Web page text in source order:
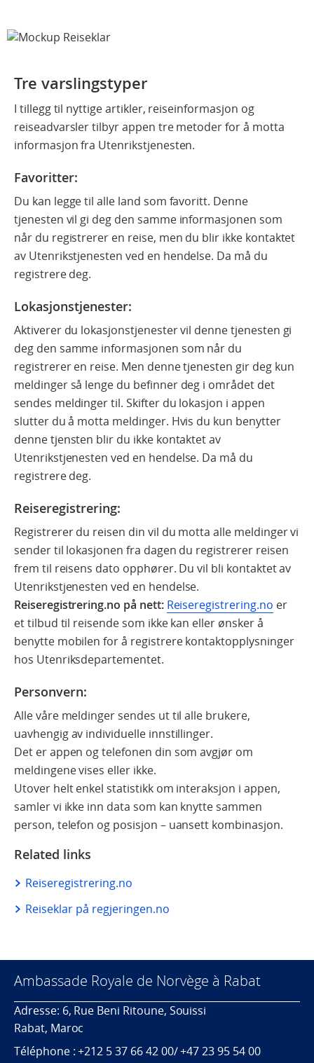
Tre varslingstyper
I tillegg til nyttige artikler, reiseinformasjon og
reiseadvarsler tilbyr appen tre metoder for å motta
informasjon fra Utenrikstjenesten.
Favoritter:
Du kan legge til alle land som favoritt. Denne
tjenesten vil gi deg den samme informasjonen som
når du registrerer en reise, men du blir ikke kontaktet
av Utenrikstjenesten ved en hendelse. Da må du
registrere deg.
Lokasjonstjenester:
Aktiverer du lokasjonstjenester vil denne tjenesten gi
deg den samme informasjonen som når du
registrerer en reise. Men denne tjenesten gir deg kun
meldinger så lenge du befinner deg i området det
sendes meldinger til. Skifter du lokasjon i appen
slutter du å motta meldinger. Hvis du kun benytter
denne tjensten blir du ikke kontaktet av
Utenrikstjenesten ved en hendelse. Da må du
registrere deg.
Reiseregistrering:
Registrerer du reisen din vil du motta alle meldinger vi
sender til lokasjonen fra dagen du registrerer reisen
frem til reisens dato opphører. Du vil bli kontaktet av
Utenrikstjenesten ved en hendelse.
Reiseregistrering.no på nett: Reiseregistrering.no er
et tilbud til reisende som ikke kan eller ønsker å
benytte mobilen for å registrere kontaktopplysninger
hos Utenriksdepartementet.
Personvern:
Alle våre meldinger sendes ut til alle brukere,
uavhengig av individuelle innstillinger.
Det er appen og telefonen din som avgjør om
meldingene vises eller ikke.
Utover helt enkel statistikk om interaksjon i appen,
samler vi ikke inn data som kan knytte sammen
person, telefon og posisjon – uansett kombinasjon.
Related links
Reiseregistrering.no
Reiseklar på regjeringen.no
Ambassade Royale de Norvège à Rabat
Adresse: 6, Rue Beni Ritoune, Souissi
Rabat, Maroc
Téléphone : +212 5 37 66 42 00/ +47 23 95 54 00